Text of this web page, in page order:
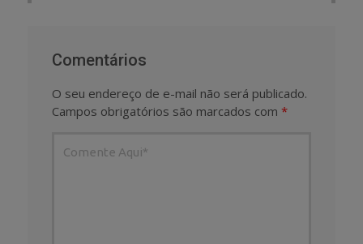
Comentários
O seu endereço de e-mail não será publicado.
Campos obrigatórios são marcados com *